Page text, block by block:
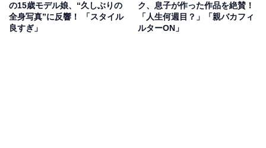
の15歳モデル娘、“久しぶりの
全身写真”に反響！ 「スタイル
良すぎ」
ク、息子が作った作品を絶賛！
「人生何週目？」「親バカフィ
ルターON」